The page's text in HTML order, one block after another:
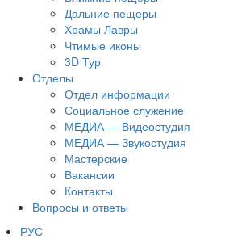
Дальние пещеры
Храмы Лавры
Чтимые иконы
3D Тур
Отделы
Отдел информации
Социальное служение
МЕДИА — Видеостудия
МЕДИА — Звукостудия
Мастерские
Вакансии
Контакты
Вопросы и ответы
РУС